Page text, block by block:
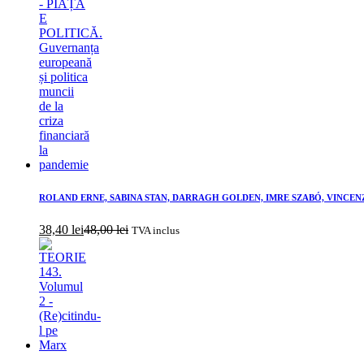
ROLAND ERNE, SABINA STAN, DARRAGH GOLDEN, IMRE SZABÓ,
38,40 lei48,00lei TVA inclus